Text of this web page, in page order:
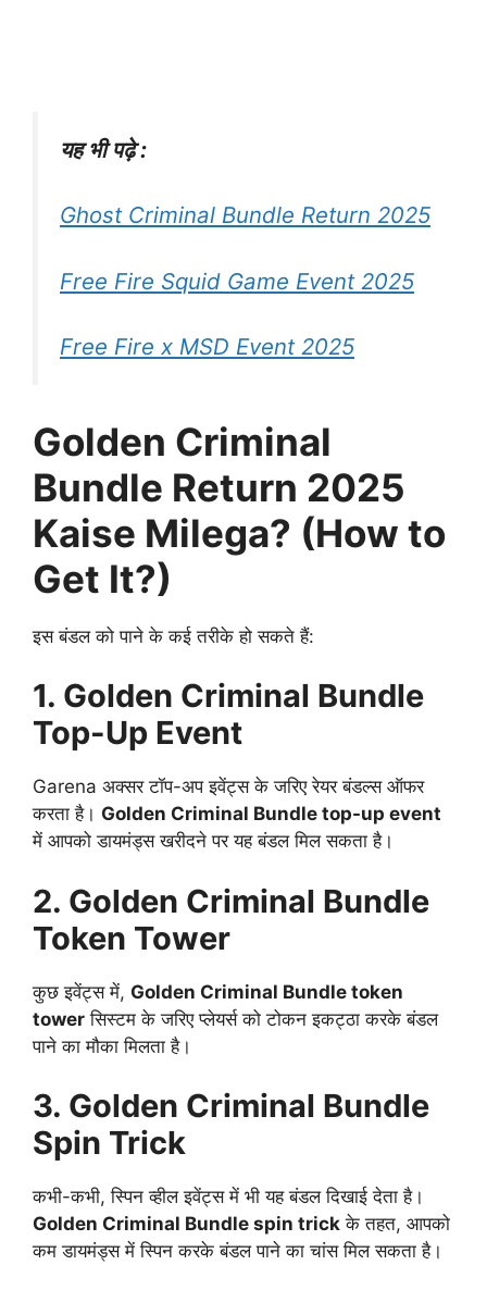
यह भी पढ़े :
Ghost Criminal Bundle Return 2025
Free Fire Squid Game Event 2025
Free Fire x MSD Event 2025
Golden Criminal
Bundle Return 2025
Kaise Milega? (How to
Get It?)
इस बंडल को पाने के कई तरीके हो सकते हैं:
1. Golden Criminal Bundle
Top-Up Event
Garena अक्सर टॉप-अप इवेंट्स के जरिए रेयर बंडल्स ऑफर
करता है। Golden Criminal Bundle top-up event
में आपको डायमंड्स खरीदने पर यह बंडल मिल सकता है।
2. Golden Criminal Bundle
Token Tower
कुछ इवेंट्स में, Golden Criminal Bundle token
tower सिस्टम के जरिए प्लेयर्स को टोकन इकट्ठा करके बंडल
पाने का मौका मिलता है।
3. Golden Criminal Bundle
Spin Trick
कभी-कभी, स्पिन व्हील इवेंट्स में भी यह बंडल दिखाई देता है।
Golden Criminal Bundle spin trick के तहत, आपको
कम डायमंड्स में स्पिन करके बंडल पाने का चांस मिल सकता है।